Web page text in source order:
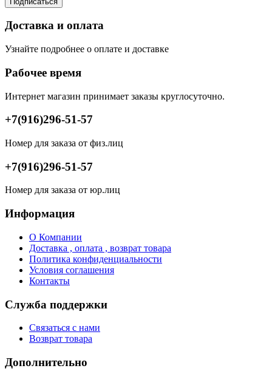
Доставка и оплата
Узнайте подробнее о оплате и доставке
Рабочее время
Интернет магазин принимает заказы круглосуточно.
+7(916)296-51-57
Номер для заказа от физ.лиц
+7(916)296-51-57
Номер для заказа от юр.лиц
Информация
О Компании
Доставка , оплата , возврат товара
Политика конфиденциальности
Условия соглашения
Контакты
Служба поддержки
Связаться с нами
Возврат товара
Дополнительно